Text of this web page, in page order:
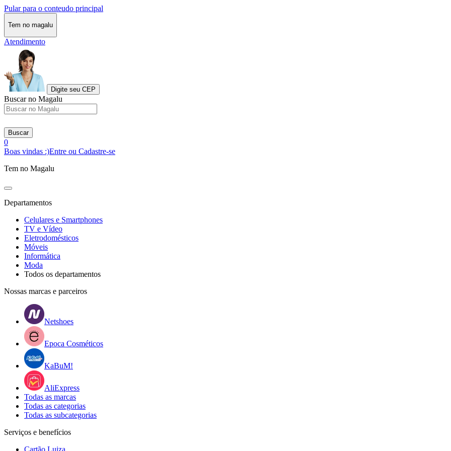
Pular para o conteudo principal
Tem no magalu
Atendimento
Digite seu CEP
Buscar no Magalu
Buscar
0
Boas vindas :)Entre ou Cadastre-se
Tem no Magalu
Departamentos
Celulares e Smartphones
TV e Vídeo
Eletrodomésticos
Móveis
Informática
Moda
Todos os departamentos
Nossas marcas e parceiros
Netshoes
Epoca Cosméticos
KaBuM!
AliExpress
Todas as marcas
Todas as categorias
Todas as subcategorias
Serviços e benefícios
Cartão Luiza